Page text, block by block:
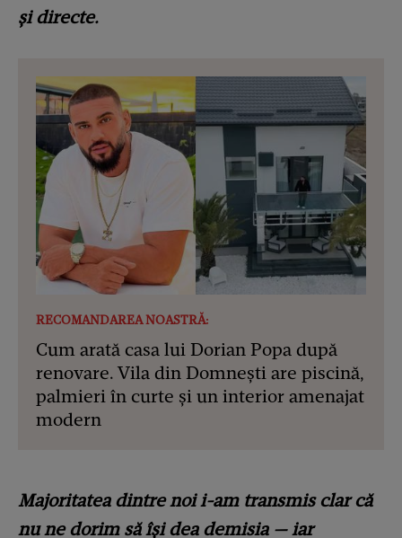
și directe.
RECOMANDAREA NOASTRĂ:
Cum arată casa lui Dorian Popa după
renovare. Vila din Domnești are piscină,
palmieri în curte și un interior amenajat
modern
Majoritatea dintre noi i-am transmis clar că
nu ne dorim să își dea demisia — iar